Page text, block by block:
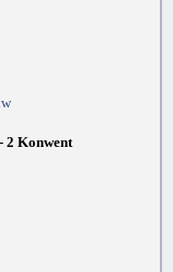
2 Konwent